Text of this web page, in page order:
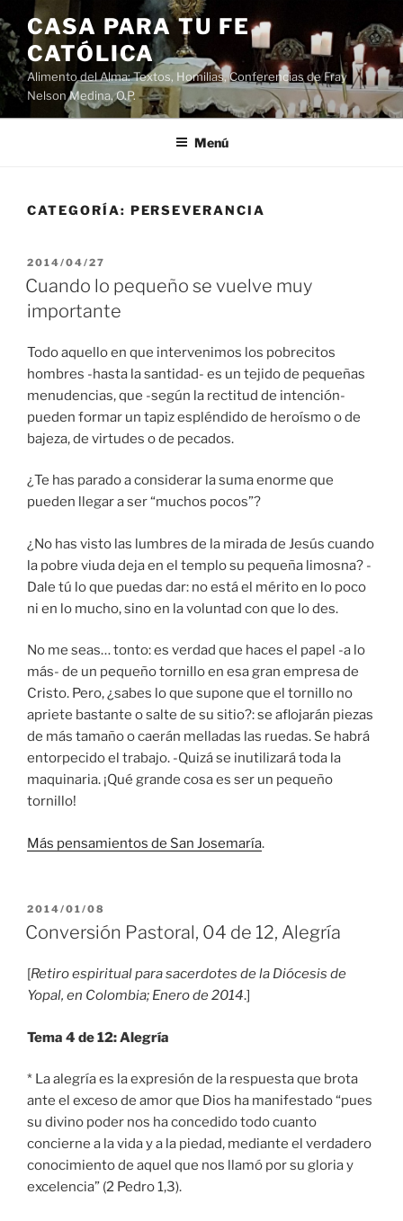
Saltar
al
contenido
CASA PARA TU FE
CATÓLICA
Alimento del Alma: Textos, Homilias, Conferencias de Fray
Nelson Medina, O.P.
Menú
CATEGORÍA: PERSEVERANCIA
PUBLICADO
EL
2014/04/27
Cuando lo pequeño se vuelve muy
importante
Todo aquello en que intervenimos los pobrecitos
hombres -hasta la santidad- es un tejido de pequeñas
menudencias, que -según la rectitud de intención-
pueden formar un tapiz espléndido de heroísmo o de
bajeza, de virtudes o de pecados.
¿Te has parado a considerar la suma enorme que
pueden llegar a ser “muchos pocos”?
¿No has visto las lumbres de la mirada de Jesús cuando
la pobre viuda deja en el templo su pequeña limosna? -
Dale tú lo que puedas dar: no está el mérito en lo poco
ni en lo mucho, sino en la voluntad con que lo des.
No me seas… tonto: es verdad que haces el papel -a lo
más- de un pequeño tornillo en esa gran empresa de
Cristo. Pero, ¿sabes lo que supone que el tornillo no
apriete bastante o salte de su sitio?: se aflojarán piezas
de más tamaño o caerán melladas las ruedas. Se habrá
entorpecido el trabajo. -Quizá se inutilizará toda la
maquinaria. ¡Qué grande cosa es ser un pequeño
tornillo!
Más pensamientos de San Josemaría.
PUBLICADO
EL
2014/01/08
Conversión Pastoral, 04 de 12, Alegría
[Retiro espiritual para sacerdotes de la Diócesis de
Yopal, en Colombia; Enero de 2014.]
Tema 4 de 12: Alegría
* La alegría es la expresión de la respuesta que brota
ante el exceso de amor que Dios ha manifestado “pues
su divino poder nos ha concedido todo cuanto
concierne a la vida y a la piedad, mediante el verdadero
conocimiento de aquel que nos llamó por su gloria y
excelencia” (2 Pedro 1,3).